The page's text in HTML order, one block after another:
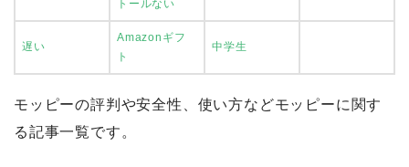
トールない
遅い
Amazonギフ
ト
中学生
モッピーの評判や安全性、使い方などモッピーに関す
る記事一覧です。